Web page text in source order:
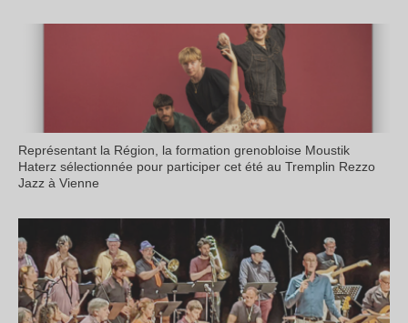
Représentant la Région, la formation grenobloise Moustik
Haterz sélectionnée pour participer cet été au Tremplin Rezzo
Jazz à Vienne